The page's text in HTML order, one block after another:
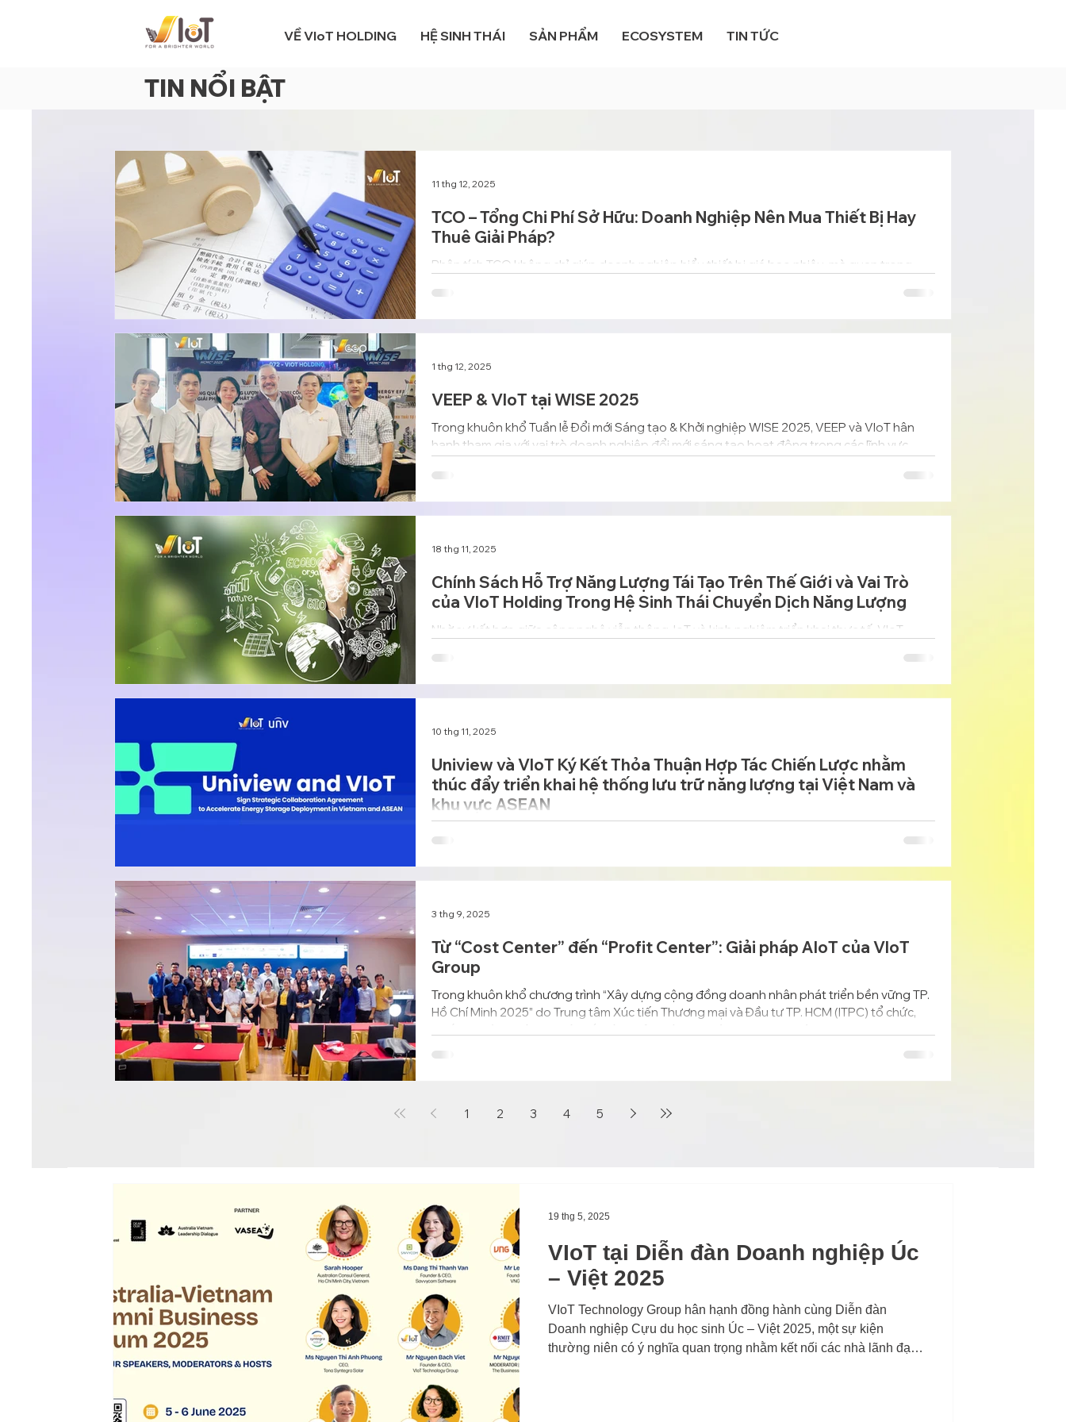
VỀ VIoT HOLDING HỆ SINH THÁI SẢN PHẨM ECOSYSTEM TIN TỨC
TIN NỔI BẬT
TCO – Tổng Chi Phí Sở Hữu: Doanh Nghiệp Nên Mua Thiết Bị Hay
Thuê Giải Pháp?
Phân tích TCO không chỉ giúp doanh nghiệp hiểu thiết bị giá bao nhiêu, mà quan trọng
11 thg 12, 2025
VEEP & VIoT tại WISE 2025
Trong khuôn khổ Tuần lễ Đổi mới Sáng tạo & Khởi nghiệp WISE 2025, VEEP và VIoT hân
hạnh tham gia với vai trò doanh nghiệp đổi mới sáng tạo hoạt động trong các lĩnh vực
1 thg 12, 2025
Chính Sách Hỗ Trợ Năng Lượng Tái Tạo Trên Thế Giới và Vai Trò
của VIoT Holding Trong Hệ Sinh Thái Chuyển Dịch Năng Lượng
Nhờ sự kết hợp giữa công nghệ viễn thông, IoT và kinh nghiệm triển khai thực tế, VIoT
đô thị thông minh tại Việt Nam và khu vực.
18 thg 11, 2025
Uniview và VIoT Ký Kết Thỏa Thuận Hợp Tác Chiến Lược nhằm
thúc đẩy triển khai hệ thống lưu trữ năng lượng tại Việt Nam và
khu vực ASEAN
đẩy việc triển khai hệ thống lưu trữ năng lượng dạng mô-đun (BESS) và các giải pháp tích
hợp năng lượng tái tạo trong khuôn khổ Chương trình Wewatt Go-To-Market .
10 thg 11, 2025
Từ “Cost Center” đến “Profit Center”: Giải pháp AIoT của VIoT
Group
Trong khuôn khổ chương trình “Xây dựng cộng đồng doanh nhân phát triển bền vững TP.
Hồ Chí Minh 2025” do Trung tâm Xúc tiến Thương mại và Đầu tư TP. HCM (ITPC) tổ chức,
phối hợp cùng Liên Chi hội Bất động sản Việt Nam và BambuUp, ngày 29/8/2025 tại CT
Innovation Hub, ông Nguyễn Bách Việt - Founder và CEO VIoT Group đã chia sẻ chuyên
3 thg 9, 2025
1 2 3 4 5
VIoT tại Diễn đàn Doanh nghiệp Úc
– Việt 2025
VIoT Technology Group hân hạnh đồng hành cùng Diễn đàn
Doanh nghiệp Cựu du học sinh Úc – Việt 2025, một sự kiện
thường niên có ý nghĩa quan trọng nhằm kết nối các nhà lãnh đạo,
19 thg 5, 2025